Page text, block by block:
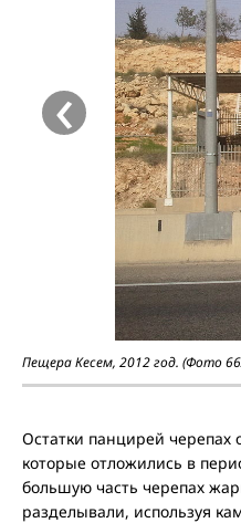
‹
Остатки панцирей
которые отложились в
большую часть черепах
разделывали, используя